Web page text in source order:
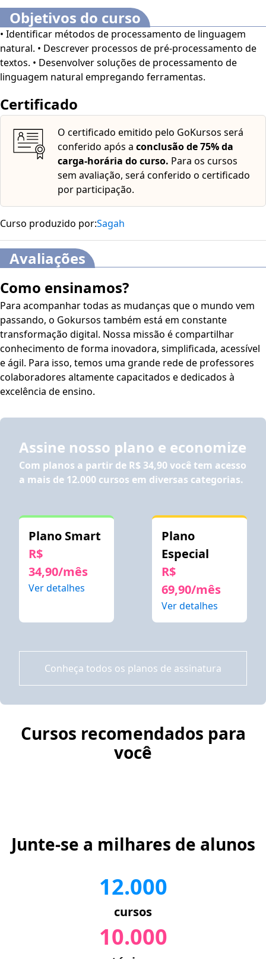
Objetivos do curso
• Identificar métodos de processamento de linguagem
natural. • Descrever processos de pré-processamento de
textos. • Desenvolver soluções de processamento de
linguagem natural empregando ferramentas.
Certificado
O certificado emitido pelo GoKursos será
conferido após a conclusão de 75% da
carga-horária do curso. Para os cursos
sem avaliação, será conferido o certificado
por participação.
Curso produzido por:Sagah
Avaliações
Como ensinamos?
Para acompanhar todas as mudanças que o mundo vem
passando, o Gokursos também está em constante
transformação digital. Nossa missão é compartilhar
conhecimento de forma inovadora, simplificada, acessível
e ágil. Para isso, temos uma grande rede de professores
colaboradores altamente capacitados e dedicados à
excelência de ensino.
Assine nosso plano e economize
Com planos a partir de R$ 34,90você tem acesso
a mais de 12.000 cursos em diversas categorias.
Plano Smart
R$
34,90/mês
Ver detalhes
Plano
Especial
R$
69,90/mês
Ver detalhes
Conheça todos os planos de assinatura
Cursos recomendados para
você
Junte-se a milhares de alunos
12.000
cursos
10.000